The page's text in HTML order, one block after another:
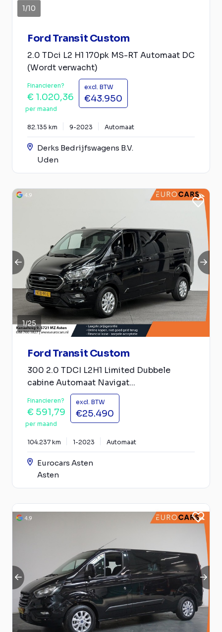
1/10
Ford Transit Custom
2.0 TDci L2 H1 170pk MS-RT Automaat DC
(Wordt verwacht)
Financieren?
€ 1.020,36
per maand
excl. BTW
€43.950
82.135 km 9-2023 Automaat
Derks Bedrijfswagens B.V.
Uden
1/25
Ford Transit Custom
300 2.0 TDCI L2H1 Limited Dubbele
cabine Automaat Navigat...
Financieren?
€ 591,79
per maand
excl. BTW
€25.490
104.237 km 1-2023 Automaat
Eurocars Asten
Asten